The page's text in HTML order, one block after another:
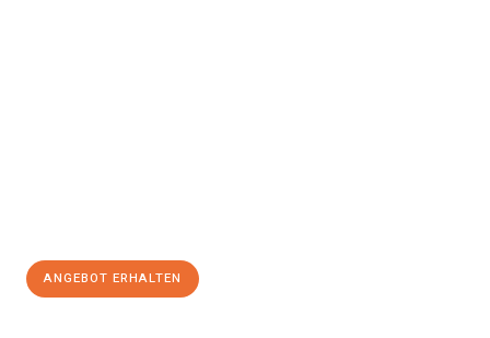
ANGEBOT ERHALTEN